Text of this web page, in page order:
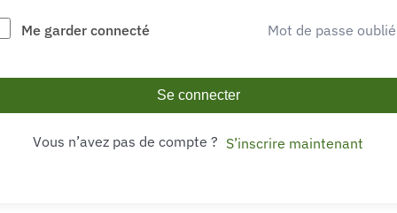
Me garder connecté Mot de passe
Se connecter
Vous n’avez pas de compte ? S’inscrire maintenant